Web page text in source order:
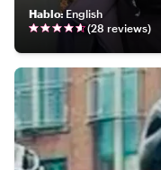
Hablo:English
(28 reviews)